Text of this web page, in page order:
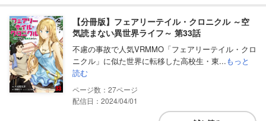
【分冊版】フェアリーテイル・クロニクル ～空
気読まない異世界ライフ～ 第33話
不慮の事故で人気VRMMO「フェアリーテイル・クロ
ニクル」に似た世界に転移した高校生・東...もっと
読む
27
配信日：2024/04/01